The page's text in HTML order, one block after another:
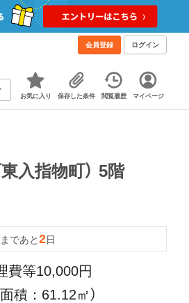
会員登録 ログイン
お気に入り 保存した条件 閲覧履歴 マイページ
入指物町） 5階
であと2日
費等10,000円
面積：61.12㎡）